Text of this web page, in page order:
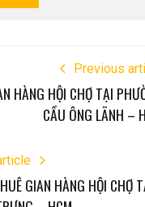
Previous
HÀNG HỘI CHỢ TẠI
CẦU
GIAN HÀNG HỘI CHỢ